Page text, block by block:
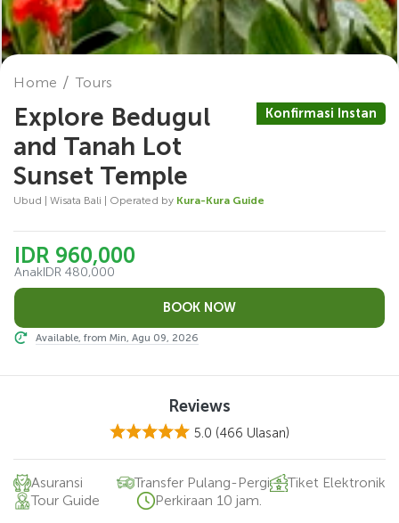
Home Tours
Explore Bedugul
and Tanah Lot
Sunset Temple
Konfirmasi Instan
Ubud | Wisata Bali | Operated by Kura-Kura Guide
Asuransi Transfer Pulang-Pergi
Tiket Elektronik
Tour Guide
Perkiraan 10 jam.
IDR 960,000
AnakIDR 480,000
Available, from Min, Agu 09, 2026
Reviews
5.0 (466 Ulasan)